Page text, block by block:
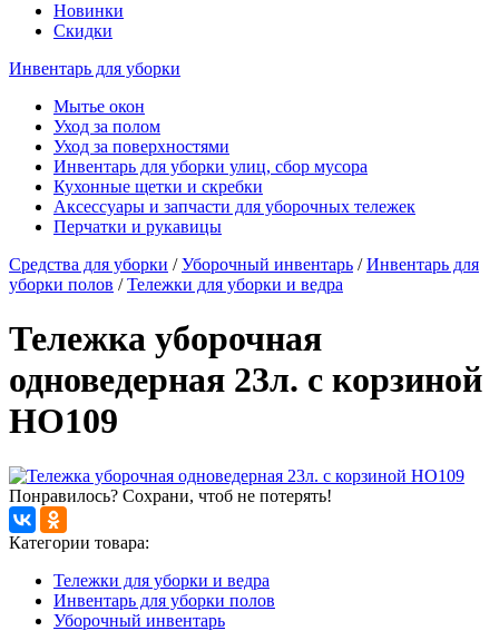
Новинки
Скидки
Инвентарь для уборки
Мытье окон
Уход за полом
Уход за поверхностями
Инвентарь для уборки улиц, сбор мусора
Кухонные щетки и скребки
Аксессуары и запчасти для уборочных тележек
Перчатки и рукавицы
Средства для уборки /Уборочный инвентарь /Инвентарь для
уборки полов /Тележки для уборки и ведра
Тележка уборочная
одноведерная 23л. с корзиной
НО109
Понравилось? Сохрани, чтоб не потерять!
Категории товара:
Тележки для уборки и ведра
Инвентарь для уборки полов
Уборочный инвентарь